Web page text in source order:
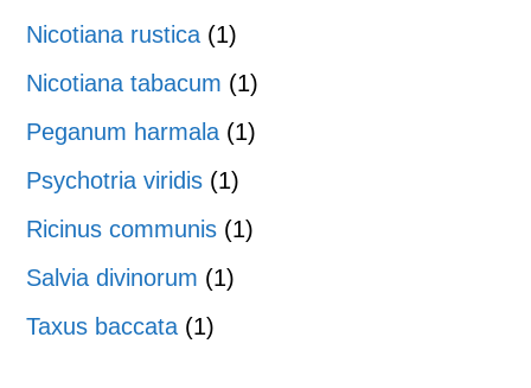
Nicotiana rustica (1)
Nicotiana tabacum (1)
Peganum harmala (1)
Psychotria viridis (1)
Ricinus communis (1)
Salvia divinorum (1)
Taxus baccata (1)